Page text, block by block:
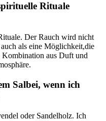
⁣Rituale
Der Rauch‍ wird nicht
als eine Möglichkeit,die
Kombination‌ aus Duft und
Salbei, ‌wenn ich
oder⁣ Sandelholz. Ich